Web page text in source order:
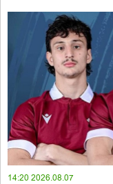
14:20 2026.08.07